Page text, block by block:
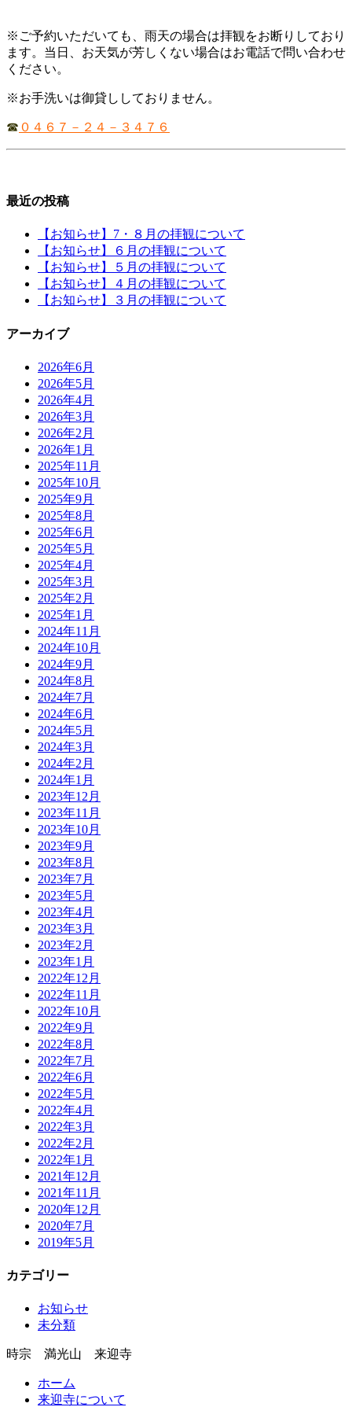
※ご予約いただいても、雨天の場合は拝観をお断りしており
ます。当日、お天気が芳しくない場合はお電話で問い合わせ
ください。
※お手洗いは御貸ししておりません。
☎ ０４６７－２４－３４７６
最近の投稿
【お知らせ】7・８月の拝観について
【お知らせ】６月の拝観について
【お知らせ】５月の拝観について
【お知らせ】４月の拝観について
【お知らせ】３月の拝観について
アーカイブ
2026年6月
2026年5月
2026年4月
2026年3月
2026年2月
2026年1月
2025年11月
2025年10月
2025年9月
2025年8月
2025年6月
2025年5月
2025年4月
2025年3月
2025年2月
2025年1月
2024年11月
2024年10月
2024年9月
2024年8月
2024年7月
2024年6月
2024年5月
2024年3月
2024年2月
2024年1月
2023年12月
2023年11月
2023年10月
2023年9月
2023年8月
2023年7月
2023年5月
2023年4月
2023年3月
2023年2月
2023年1月
2022年12月
2022年11月
2022年10月
2022年9月
2022年8月
2022年7月
2022年6月
2022年5月
2022年4月
2022年3月
2022年2月
2022年1月
2021年12月
2021年11月
2020年12月
2020年7月
2019年5月
カテゴリー
お知らせ
未分類
時宗 満光山 来迎寺
ホーム
来迎寺について